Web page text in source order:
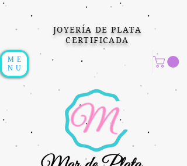
JOYERÍA DE PLATA
CERTIFICADA
ME
NU